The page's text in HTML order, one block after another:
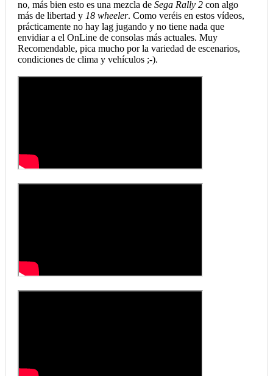
no, más bien esto es una mezcla de Sega Rally 2 con algo
más de libertad y 18 wheeler. Como veréis en estos vídeos,
prácticamente no hay lag jugando y no tiene nada que
envidiar a el OnLine de consolas más actuales. Muy
Recomendable, pica mucho por la variedad de escenarios,
condiciones de clima y vehículos ;-).